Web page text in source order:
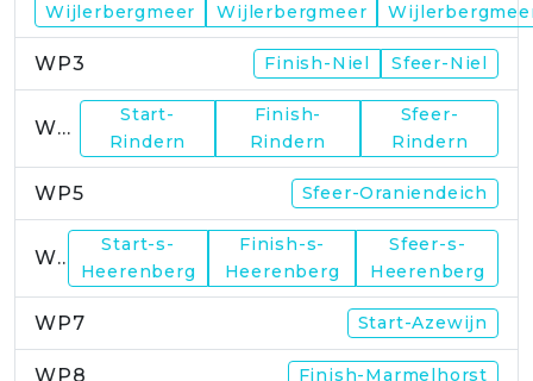
Wijlerbergmeer
Wijlerbergmeer
WP3 Finish-Niel Sfeer-Niel
WP4
Start-
Rindern
Finish-
Rindern
Sfeer-
Rindern
WP5 Sfeer-Oraniendeich
WP6
Start-s-
Heerenberg
Finish-s-
Heerenberg
Sfeer-s-
Heerenberg
WP7 Start-Azewijn
WP8 Finish-Marmelhorst